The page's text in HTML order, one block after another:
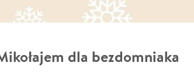
dla bezdomniaka